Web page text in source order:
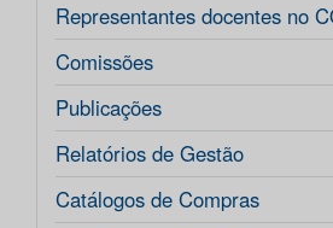
Representantes docentes no
Comissões
Publicações
Relatórios de Gestão
Catálogos de Compras